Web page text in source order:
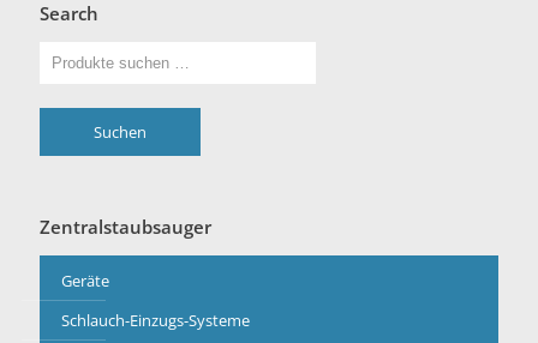
Search
Suchen
Zentralstaubsauger
Geräte
Schlauch-Einzugs-Systeme